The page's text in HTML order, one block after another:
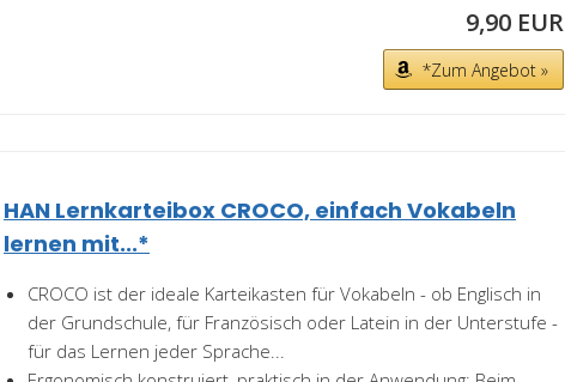
9,90 EUR
*Zum Angebot »
HAN Lernkarteibox CROCO, einfach Vokabeln
lernen mit...*
CROCO ist der ideale Karteikasten für Vokabeln - ob Englisch in
der Grundschule, für Französisch oder Latein in der Unterstufe -
für das Lernen jeder Sprache...